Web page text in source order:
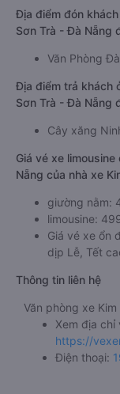
Địa điểm đón
Sơn Trà - Đà Nẵng
Văn Phòng
Địa điểm trả khách
Sơn Trà - Đà Nẵng
Cây xăng
Giá vé xe
Nẵng của nhà xe
giường nằm:
limousine:
Giá vé xe ổn
dịp Lễ, Tết
Thông tin liên hệ
Văn phòng xe
Xem địa chỉ
https://
Điện thoại: